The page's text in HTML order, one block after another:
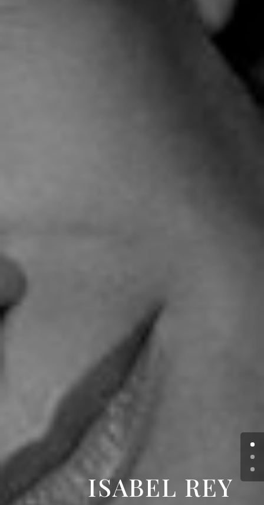
ISABEL REY